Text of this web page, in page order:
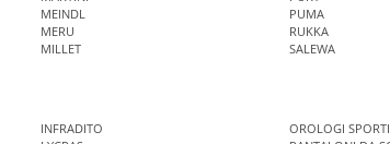
MEINDL
MERU
MILLET
PUMA
RUKKA
SALEWA
INFRADITO
OROLOGI